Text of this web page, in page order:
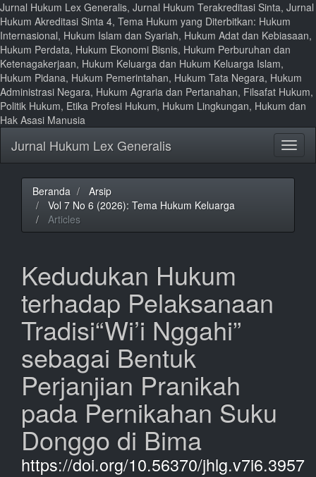
Jurnal Hukum Lex Generalis, Jurnal Hukum Terakreditasi Sinta, Jurnal
Hukum Akreditasi Sinta 4, Tema Hukum yang Diterbitkan: Hukum
Internasional, Hukum Islam dan Syariah, Hukum Adat dan Kebiasaan,
Hukum Perdata, Hukum Ekonomi Bisnis, Hukum Perburuhan dan
Ketenagakerjaan, Hukum Keluarga dan Hukum Keluarga Islam,
Hukum Pidana, Hukum Pemerintahan, Hukum Tata Negara, Hukum
Administrasi Negara, Hukum Agraria dan Pertanahan, Filsafat Hukum,
Politik Hukum, Etika Profesi Hukum, Hukum Lingkungan, Hukum dan
Hak Asasi Manusia
isi
halaman
Navigasi
Utama
Isi
Utama
Jurnal Hukum Lex Generalis
Beranda
Arsip
Vol 7 No 6 (2026): Tema Hukum Keluarga
Articles
Kedudukan Hukum
terhadap Pelaksanaan
Tradisi“Wi’i Nggahi”
sebagai Bentuk
Perjanjian Pranikah
pada Pernikahan Suku
Donggo di Bima
https://doi.org/10.56370/jhlg.v7i6.3957